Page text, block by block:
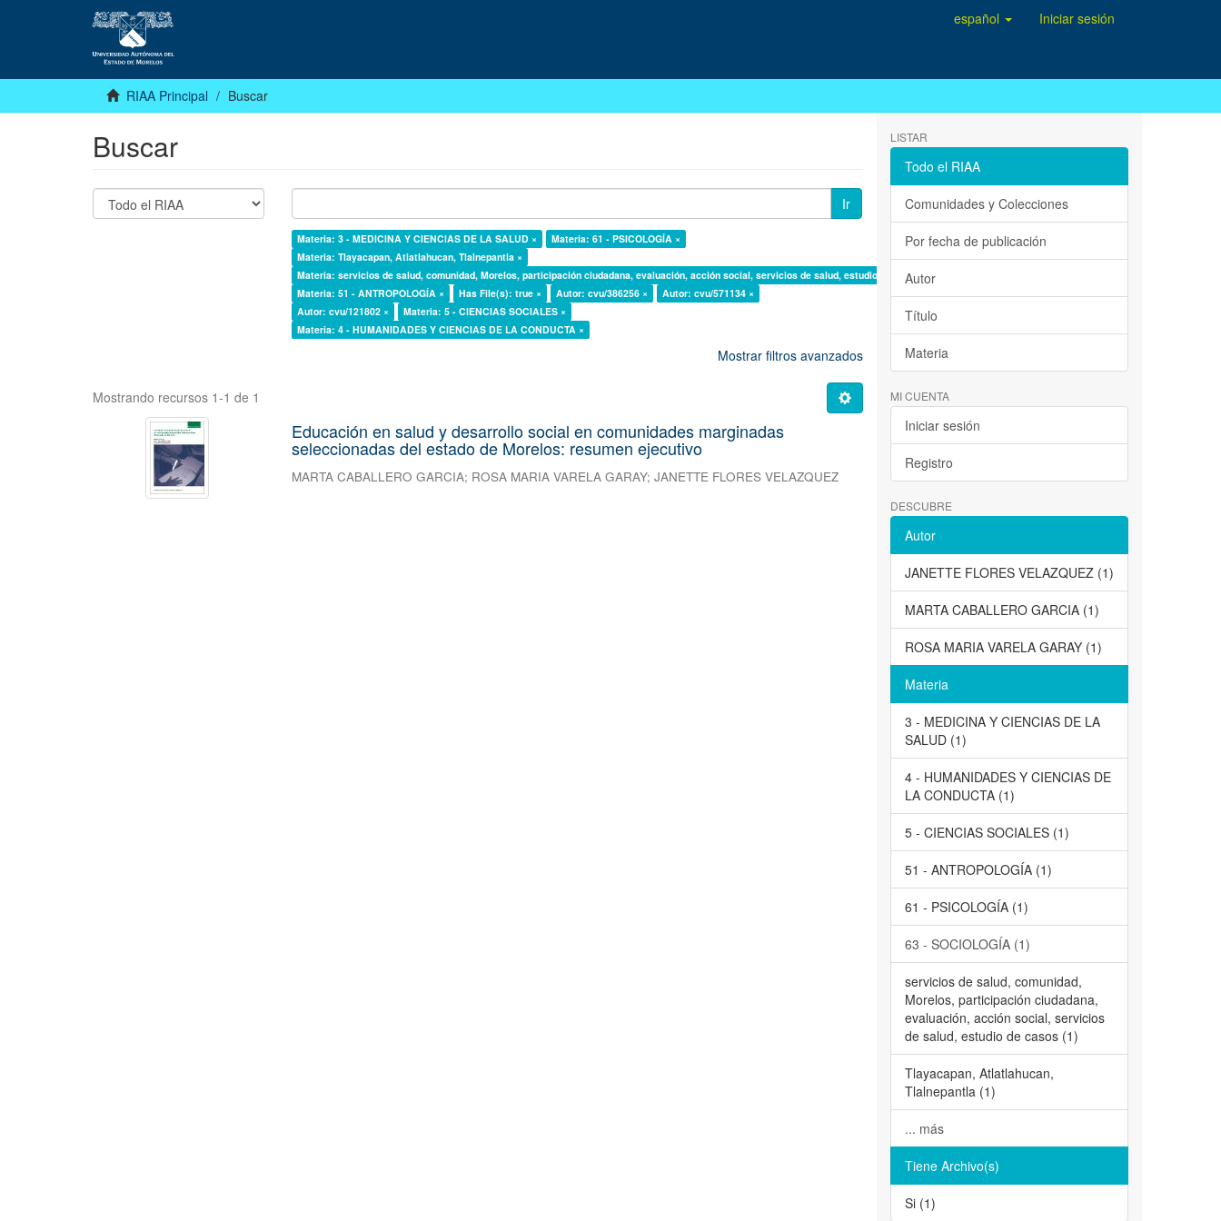
español Iniciar sesión
RIAA Principal Buscar
Buscar
Ir
Materia: 3 - MEDICINA Y CIENCIAS DE LA SALUD ×
Materia: 61 - PSICOLOGÍA ×
Materia: Tlayacapan, Atlatlahucan, Tlalnepantla ×
Materia: servicios de salud, comunidad, Morelos, participación ciudadana, evaluación, acción social, servicios de salud, estudio de casos ×
Materia: 51 - ANTROPOLOGÍA ×
Has File(s): true × Autor: cvu/386256 ×
Autor: cvu/571134 ×
Autor: cvu/121802 ×
Materia: 5 - CIENCIAS SOCIALES ×
Materia: 4 - HUMANIDADES Y CIENCIAS DE LA CONDUCTA ×
Mostrar filtros avanzados
Mostrando recursos 1-1 de 1
Educación en salud y desarrollo social en comunidades marginadas
seleccionadas del estado de Morelos: resumen ejecutivo
MARTA CABALLERO GARCIA; ROSA MARIA VARELA GARAY;JANETTE FLORES VELAZQUEZ
LISTAR
Todo el RIAA
Comunidades y Colecciones
Por fecha de publicación
Autor
Título
Materia
MI CUENTA
Iniciar sesión
Registro
DESCUBRE
Autor
JANETTE FLORES VELAZQUEZ (1)
MARTA CABALLERO GARCIA (1)
ROSA MARIA VARELA GARAY (1)
Materia
3 - MEDICINA Y CIENCIAS DE LA
SALUD (1)
4 - HUMANIDADES Y CIENCIAS DE
LA CONDUCTA (1)
5 - CIENCIAS SOCIALES (1)
51 - ANTROPOLOGÍA (1)
61 - PSICOLOGÍA (1)
63 - SOCIOLOGÍA (1)
servicios de salud, comunidad,
Morelos, participación ciudadana,
evaluación, acción social, servicios
de salud, estudio de casos (1)
Tlayacapan, Atlatlahucan,
Tlalnepantla (1)
... más
Tiene Archivo(s)
Si (1)